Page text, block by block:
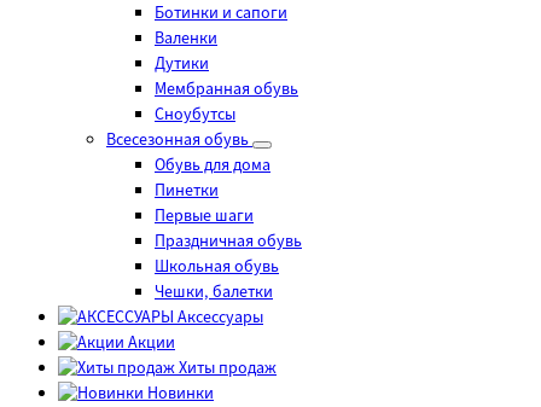
Ботинки и сапоги
Валенки
Дутики
Мембранная обувь
Сноубутсы
Всесезонная обувь
Обувь для дома
Пинетки
Первые шаги
Праздничная обувь
Школьная обувь
Чешки, балетки
Аксессуары
Акции
Хиты продаж
Новинки